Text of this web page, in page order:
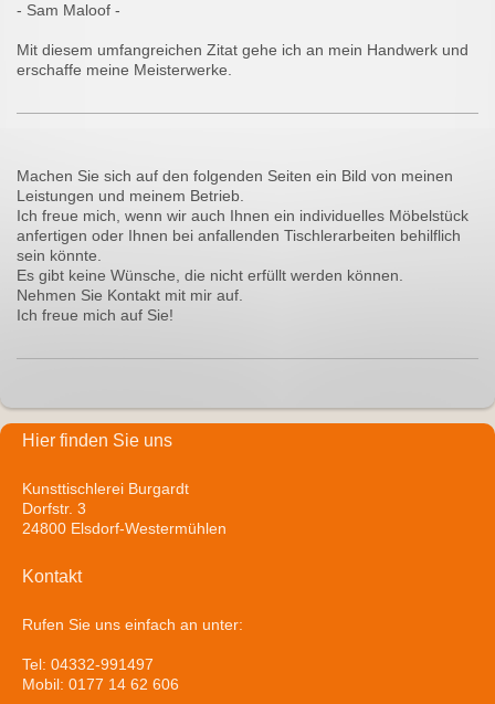
- Sam Maloof -
Mit diesem umfangreichen Zitat gehe ich an mein Handwerk und
erschaffe meine Meisterwerke.
Machen Sie sich auf den folgenden Seiten ein Bild von meinen
Leistungen und meinem Betrieb.
Ich freue mich, wenn wir auch Ihnen ein individuelles Möbelstück
anfertigen oder Ihnen bei anfallenden Tischlerarbeiten behilflich
sein könnte.
Es gibt keine Wünsche, die nicht erfüllt werden können.
Nehmen Sie Kontakt mit mir auf.
Ich freue mich auf Sie!
Hier finden Sie uns
Kunsttischlerei Burgardt
Dorfstr. 3
24800 Elsdorf-Westermühlen
Kontakt
Rufen Sie uns einfach an unter:
Tel: 04332-991497
Mobil: 0177 14 62 606